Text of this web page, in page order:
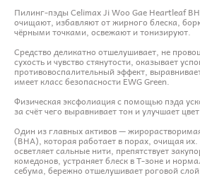
Пилинг-пэды Celimax Ji Woo Gae Heartleaf
очищают, избавляют от жирного блеска,
чёрными точками, освежают и тонизируют.
Средство деликатно отшелушивает, не
сухость и чувство стянутости, оказывает
противовоспалительный эффект,
имеет класс безопасности EWG Green.
Физическая эксфолиация с помощью пэда
за счёт чего выравнивает тон и улучшает
Один из главных активов —
(BHA), которая работает в порах, очищая
осветляет сальные нити, препятствует
комедонов, устраняет блеск в Т-зоне и
себума, бережно отшелушивает роговой